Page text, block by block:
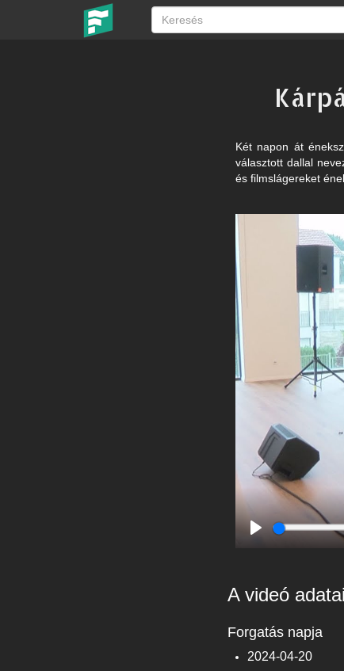
Két napon át
választott dallal
és filmslágereket
A videó adatai
Forgatás napja
2024-04-20